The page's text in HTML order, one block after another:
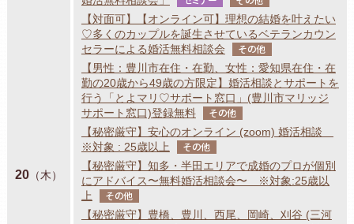
20（木）
【対面可】【オンライン可】理想の結婚を叶えたい
♡多くのカップルを誕生させているベテランカウン
セラーによる婚活無料相談会
その他
【男性：豊川市在住・在勤、女性：愛知県在住・在
勤の20歳から49歳の方限定】婚活相談とサポートを
行う「とよマリ♡サポート窓口」(豊川市マリッジ
サポート窓口)登録無料
その他
【秘密厳守】安心のオンライン (zoom) 婚活相談
※対象 : 25歳以上
その他
【秘密厳守】知多・半田エリアで成婚のプロが個別
にアドバイス〜無料婚活相談会〜 ※対象:25歳以
上
その他
【秘密厳守】豊橋、豊川、西尾、岡崎、刈谷 (三河